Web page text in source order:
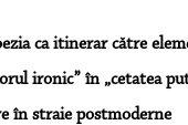
ca itinerar către
ironic” în „cetatea
în straie postmoderne